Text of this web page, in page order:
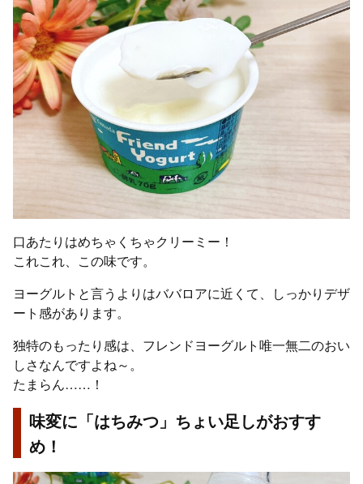
口あたりはめちゃくちゃクリーミー！
これこれ、この味です。
ヨーグルトと言うよりはババロアに近くて、しっかりデザ
ート感があります。
独特のもったり感は、フレンドヨーグルト唯一無二のおい
しさなんですよね～。
たまらん……！
味変に「はちみつ」ちょい足しがおすす
め！